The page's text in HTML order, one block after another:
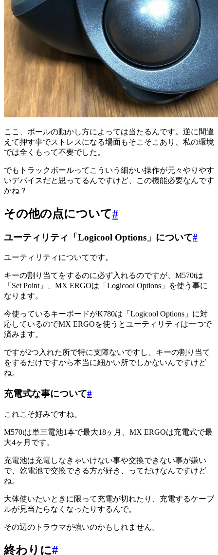
ここ、ボールの動かし方によっては当たるんです。逆に間違
えて押す事でストレスになる場面もそこそこあり、私の環境
では全くもって不要でした。
でもトラックボールってこういう細かい操作が元々やりやす
いデバイスだと思ってるんですけど、この機能必要なんです
かね？
その他の点について#
ユーティリティ「Logicool Options」について#
ユーティリティについてです。
キーの割り当てをするのに必ず入れるのですが、M570tは
「Set Point」、MX ERGOは「Logicool Options」を使う事に
なります。
今使っているキーボードがK780は「Logicool Options」に対
応しているのでMX ERGOを使うとユーティリティは一つで
済みます。
ですが2つ入れた所で特に支障ないですし、キーの割り当て
をするだけですから本当に細かい所でしかないんですけど
ね。
充電式な事について#
これこそ好みですね。
M570tは単三電池1本で最大18ヶ月、MX ERGOは充電式で最
大4ヶ月です。
充電池は充電しなきゃいけない事や交換できない事が嫌い
で、乾電池で交換できる方が好き、ってだけなんですけど
ね。
大体使いたいときに限って充電が切れたり、充電するケーブ
ルが見当たらなくなったりするんで。
その辺のトラウマが強いのかもしれません。
終わりに#